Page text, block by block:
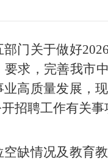
部门关于做好
求， 完善我市
高质量发展，
招聘工作有关
缺情况及教育